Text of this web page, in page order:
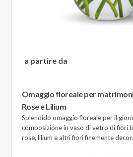
a partire da
Omaggio floreale per
Rose e Lilium
Splendido omaggio floreale per il
composizione in vaso di vetro di fiori
rose, lilium e altri fiori finemente